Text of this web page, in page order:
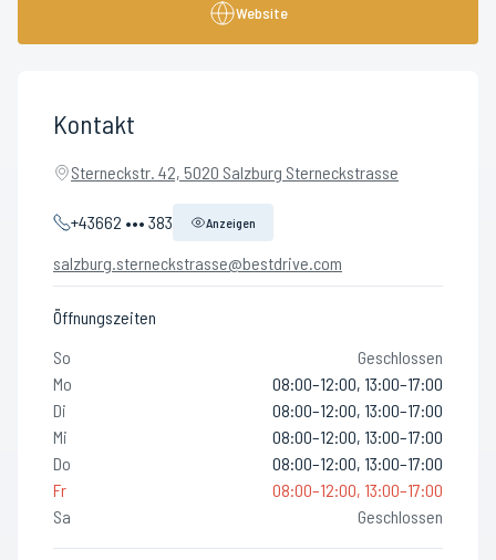
Website
Kontakt
Sterneckstr. 42, 5020 Salzburg Sterneckstrasse
+43662 ••• 383 Anzeigen
salzburg.sterneckstrasse@bestdrive.com
Öffnungszeiten
So
Geschlossen
Mo
08:00–12:00, 13:00–17:00
Di
08:00–12:00, 13:00–17:00
Mi
08:00–12:00, 13:00–17:00
Do
08:00–12:00, 13:00–17:00
Fr
08:00–12:00, 13:00–17:00
Sa
Geschlossen